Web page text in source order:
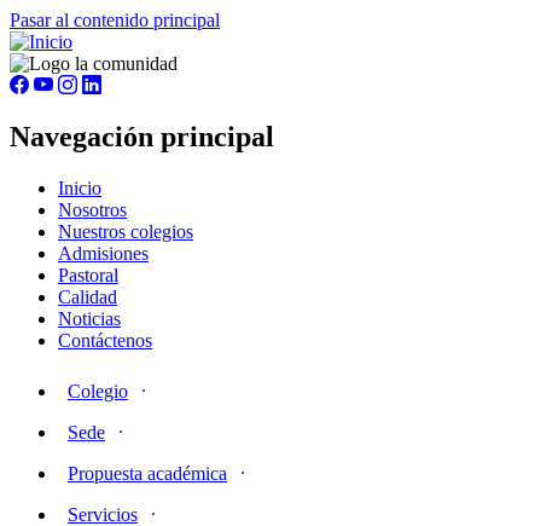
Pasar al contenido principal
Navegación principal
Inicio
Nosotros
Nuestros colegios
Admisiones
Pastoral
Calidad
Noticias
Contáctenos
Colegio
Sede
Propuesta académica
Servicios